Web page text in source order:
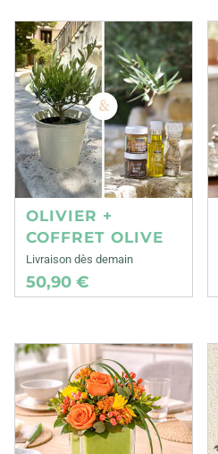
OLIVIER +
COFFRET OLIVE
Livraison dès demain
50,90 €